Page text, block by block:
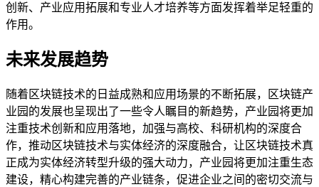
创新、产业应用拓展和专业人才培养等方面发挥着举足轻重的
作用。
未来发展趋势
随着区块链技术的日益成熟和应用场景的不断拓展，区块链产
业园的发展也呈现出了一些令人瞩目的新趋势，产业园将更加
注重技术创新和应用落地，加强与高校、科研机构的深度合
作，推动区块链技术与实体经济的深度融合，让区块链技术真
正成为实体经济转型升级的强大动力，产业园将更加注重生态
建设，精心构建完善的产业链条，促进企业之间的密切交流与